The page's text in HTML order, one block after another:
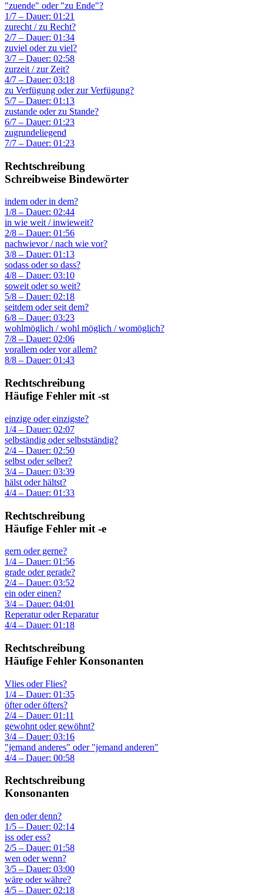
"zuende" oder "zu Ende"?
1/7 – Dauer: 01:21
zurecht / zu Recht?
2/7 – Dauer: 01:34
zuviel oder zu viel?
3/7 – Dauer: 02:58
zurzeit / zur Zeit?
4/7 – Dauer: 03:18
zu Verfügung oder zur Verfügung?
5/7 – Dauer: 01:13
zustande oder zu Stande?
6/7 – Dauer: 01:23
zugrundeliegend
7/7 – Dauer: 01:23
Rechtschreibung
Schreibweise Bindewörter
indem oder in dem?
1/8 – Dauer: 02:44
in wie weit / inwieweit?
2/8 – Dauer: 01:56
nachwievor / nach wie vor?
3/8 – Dauer: 01:13
sodass oder so dass?
4/8 – Dauer: 03:10
soweit oder so weit?
5/8 – Dauer: 02:18
seitdem oder seit dem?
6/8 – Dauer: 03:23
wohlmöglich / wohl möglich / womöglich?
7/8 – Dauer: 02:06
vorallem oder vor allem?
8/8 – Dauer: 01:43
Rechtschreibung
Häufige Fehler mit -st
einzige oder einzigste?
1/4 – Dauer: 02:07
selbständig oder selbstständig?
2/4 – Dauer: 02:50
selbst oder selber?
3/4 – Dauer: 03:39
hälst oder hältst?
4/4 – Dauer: 01:33
Rechtschreibung
Häufige Fehler mit -e
gern oder gerne?
1/4 – Dauer: 01:56
grade oder gerade?
2/4 – Dauer: 03:52
ein oder einen?
3/4 – Dauer: 04:01
Reperatur oder Reparatur
4/4 – Dauer: 01:18
Rechtschreibung
Häufige Fehler Konsonanten
Vlies oder Flies?
1/4 – Dauer: 01:35
öfter oder öfters?
2/4 – Dauer: 01:11
gewohnt oder gewöhnt?
3/4 – Dauer: 03:16
"jemand anderes" oder "jemand anderen"
4/4 – Dauer: 00:58
Rechtschreibung
Konsonanten
den oder denn?
1/5 – Dauer: 02:14
iss oder ess?
2/5 – Dauer: 01:58
wen oder wenn?
3/5 – Dauer: 03:00
wäre oder währe?
4/5 – Dauer: 02:18